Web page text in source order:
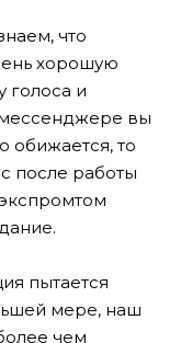
что
хорошую
голоса и
вы
обижается, то
после работы
пытается
мере, наш
чем